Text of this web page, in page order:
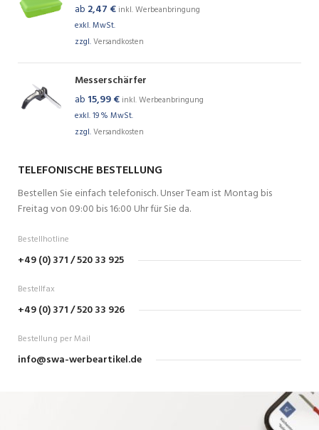
ab 2,47 € inkl. Werbeanbringung
exkl. MwSt.
zzgl.Versandkosten
Messerschärfer
ab 15,99€ inkl. Werbeanbringung
exkl. 19 % MwSt.
zzgl.Versandkosten
TELEFONISCHE BESTELLUNG
Bestellen Sie einfach telefonisch. Unser Team ist Montag bis
Freitag von 09:00 bis 16:00 Uhr für Sie da.
Bestellhotline
+49 (0) 371 / 520 33 925
Bestellfax
+49 (0) 371 / 520 33 926
Bestellung per Mail
info@swa-werbeartikel.de